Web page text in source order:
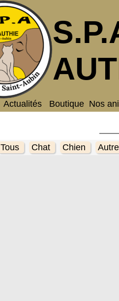
Actualités Boutique Nos
Tous Chat Chien Autre